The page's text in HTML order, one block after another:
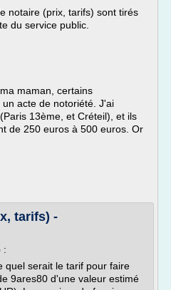
notaire (prix, tarifs) sont tirés
du service public.
maman, certains
acte de notoriété. J'ai
13ème, et Créteil), et ils
de 250 euros à 500 euros. Or
tarifs) -
:
quel serait le tarif pour faire
9ares80 d'une valeur estimé